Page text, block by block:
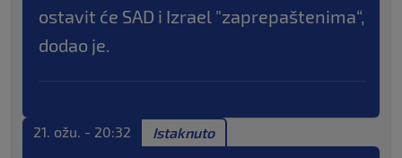
ostavit će SAD i Izrael "zaprepaštenima“,
dodao je.
21. ožu. - 20:32 Istaknuto